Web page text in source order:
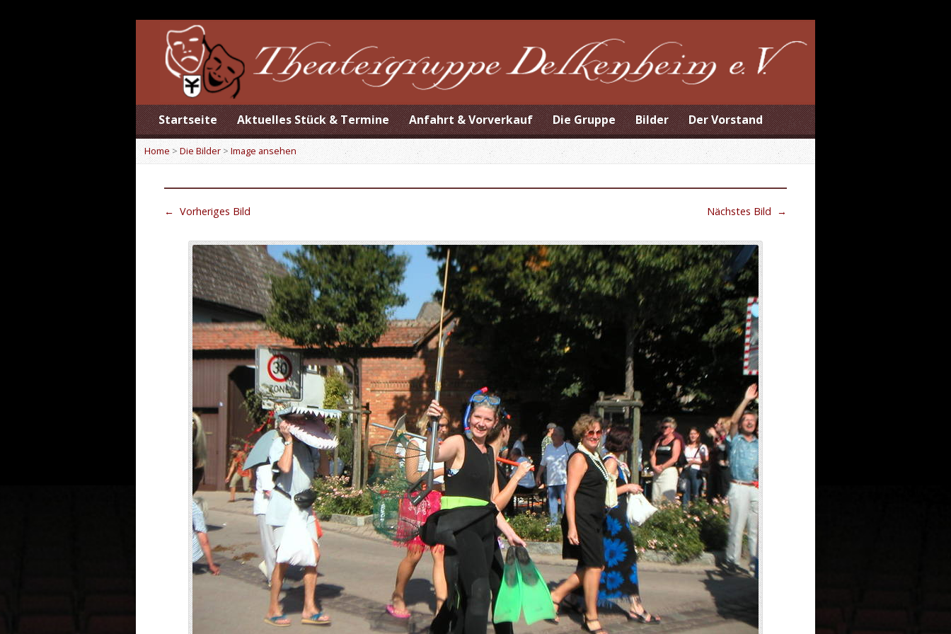
Startseite Aktuelles Stück & Termine Anfahrt & Vorverkauf Die Gruppe Bilder Der Vorstand
Home > Die Bilder >Image ansehen
← Vorheriges Bild Nächstes Bild →